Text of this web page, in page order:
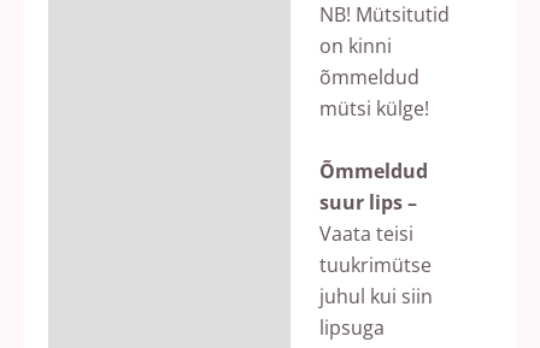
NB! Mütsitutid
on kinni
õmmeldud
mütsi külge!
Õmmeldud
suur lips –
Vaata teisi
tuukrimütse
juhul kui siin
lipsuga